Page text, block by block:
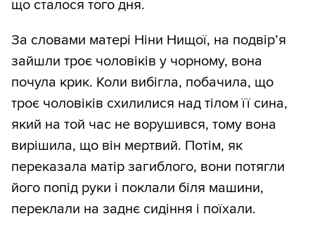
що сталося того дня.
За словами матері Ніни Нищої, на подвір’я
зайшли троє чоловіків у чорному, вона
почула крик. Коли вибігла, побачила, що
троє чоловіків схилилися над тілом її сина,
який на той час не ворушився, тому вона
вирішила, що він мертвий. Потім, як
переказала матір загиблого, вони потягли
його попід руки і поклали біля машини,
переклали на заднє сидіння і поїхали.